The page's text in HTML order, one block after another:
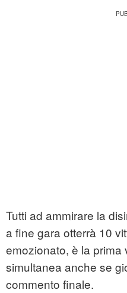
Tutti ad ammirare la
a fine gara otterrà 10
emozionato, è la prima
simultanea anche se
commento finale.